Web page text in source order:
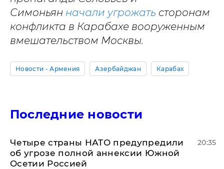
Симоньян начали угрожать сторонам
конфликта в Карабахе вооруженным
вмешательством Москвы.
Новости - Армения Азербайджан Карабах
Последние новости
Четыре страны НАТО предупредили
об угрозе полной аннексии Южной
Осетии Россией
20:35